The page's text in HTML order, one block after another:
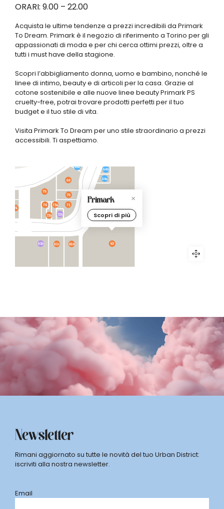
ORARI: 9.00 – 22.00
Acquista le ultime tendenze a prezzi incredibili da Primark
To Dream. Primark è il negozio di riferimento a Torino per gli
appassionati di moda e per chi cerca ottimi prezzi, oltre a
tutti i must have della stagione.
Scopri l’abbigliamento donna, uomo e bambino, nonché le
linee di intimo, beauty e di articoli per la casa. Grazie al
cotone sostenibile e alle nuove linee beauty Primark PS
cruelty-free, potrai trovare prodotti perfetti per il tuo
budget e il tuo stile di vita.
Visita Primark To Dream per uno stile straordinario a prezzi
accessibili. Ti aspettiamo.
63
69
70
75
74
76
71
66
61b 61c 61d
64a
64b
72b
73a
73b
68a
P
Primark
Scopri di più
Newsletter
Rimani aggiornato su tutte le novità del tuo Urban District:
iscriviti alla nostra newsletter.
Email